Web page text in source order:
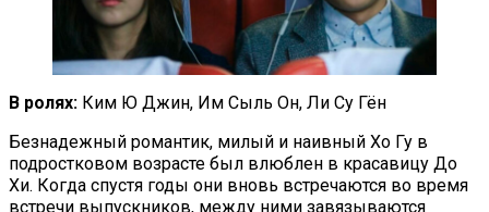
В ролях: Ким Ю Джин, Им Сыль Он, Ли Су Гён
Безнадежный романтик, милый и наивный Хо Гу в
подростковом возрасте был влюблен в красавицу До
Хи. Когда спустя годы они вновь встречаются во время
встречи выпускников, между ними завязываются